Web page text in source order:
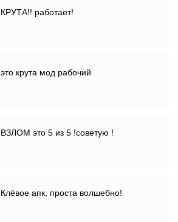
КРУТА!! работает!
это крута мод рабочий
ВЗЛОМ это 5 из 5 !советую !
Клёвое апк, проста волшебно!